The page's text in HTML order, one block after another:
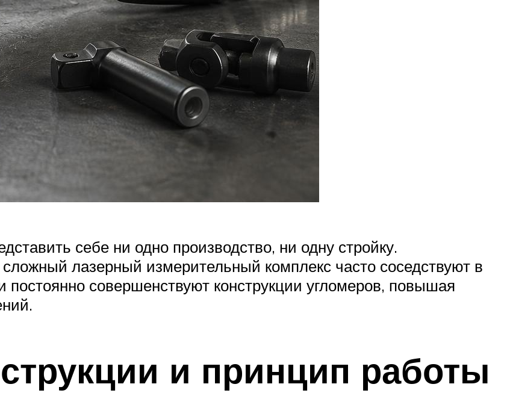
себе ни одно производство, ни одну стройку.
лазерный измерительный комплекс часто соседствуют в
постоянно совершенствуют конструкции угломеров, повышая
и принцип работы